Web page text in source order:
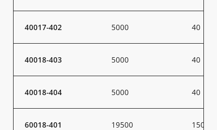
40017-402 5000 40
40018-403 5000 40
40018-404 5000 40
60018-401 19500 150